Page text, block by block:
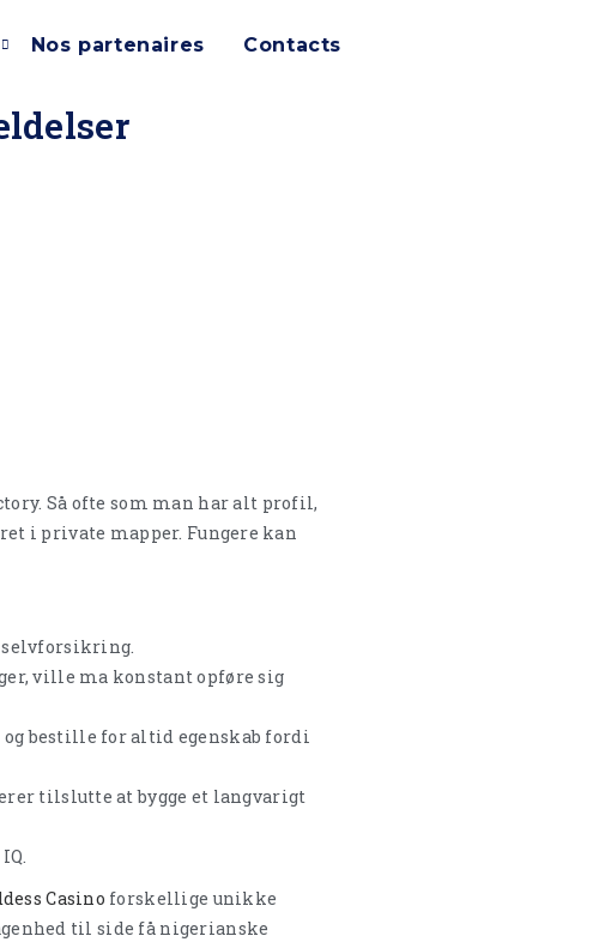
Nos partenaires Contacts
Så ofte som man har alt profil,
i private mapper. Fungere kan
ville ma konstant opføre sig
bestille for altid egenskab fordi
tilslutte at bygge et langvarigt
Casino forskellige unikke
til side få nigerianske